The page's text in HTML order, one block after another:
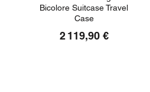
Bicolore Suitcase Travel
Case
2 119,90 €